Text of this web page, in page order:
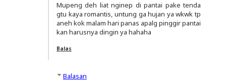
Mupeng deh liat nginep di pantai pake tenda
gtu kaya romantis, untung ga hujan ya wkwk tp
aneh kok malam hari panas apalg pinggir pantai
kan harusnya dingin ya hahaha
Balas
Balasan